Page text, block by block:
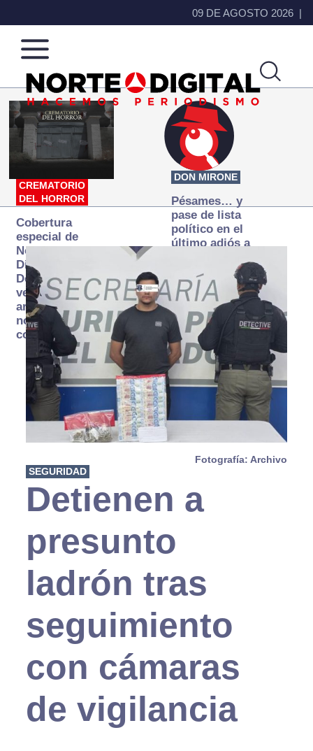
09 DE AGOSTO 2026
Norte
de
Ciudad
Más
que
noticias,
hacemos periodismo
CREMATORIO
DEL HORROR
Cobertura
especial de
Norte
Digital:
Donde la
verdad
arde… pero
no se
consume
DON MIRONE
Pésames… y
pase de lista
político en el
último adiós a
Fotografía: Archivo
SEGURIDAD
Detienen a
presunto
ladrón tras
seguimiento
con cámaras
de vigilancia